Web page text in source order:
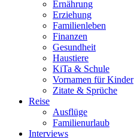
Ernährung
Erziehung
Familienleben
Finanzen
Gesundheit
Haustiere
KiTa & Schule
Vornamen für Kinder
Zitate & Sprüche
Reise
Ausflüge
Familienurlaub
Interviews